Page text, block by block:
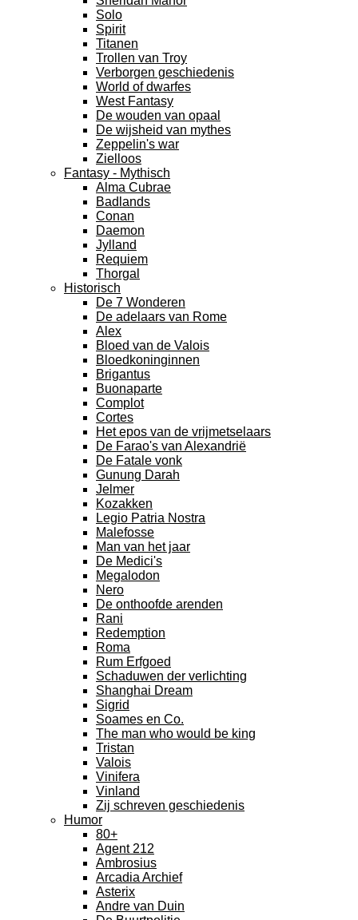
Solo
Spirit
Titanen
Trollen van Troy
Verborgen geschiedenis
World of dwarfes
West Fantasy
De wouden van opaal
De wijsheid van mythes
Zeppelin's war
Zielloos
Fantasy - Mythisch
Alma Cubrae
Badlands
Conan
Daemon
Jylland
Requiem
Thorgal
Historisch
De 7 Wonderen
De adelaars van Rome
Alex
Bloed van de Valois
Bloedkoninginnen
Brigantus
Buonaparte
Complot
Cortes
Het epos van de vrijmetselaars
De Farao's van Alexandrië
De Fatale vonk
Gunung Darah
Jelmer
Kozakken
Legio Patria Nostra
Malefosse
Man van het jaar
De Medici's
Megalodon
Nero
De onthoofde arenden
Rani
Redemption
Roma
Rum Erfgoed
Schaduwen der verlichting
Shanghai Dream
Sigrid
Soames en Co.
The man who would be king
Tristan
Valois
Vinifera
Vinland
Zij schreven geschiedenis
Humor
80+
Agent 212
Ambrosius
Arcadia Archief
Asterix
Andre van Duin